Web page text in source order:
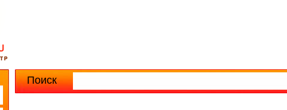
Поиск
Расширенный поиск